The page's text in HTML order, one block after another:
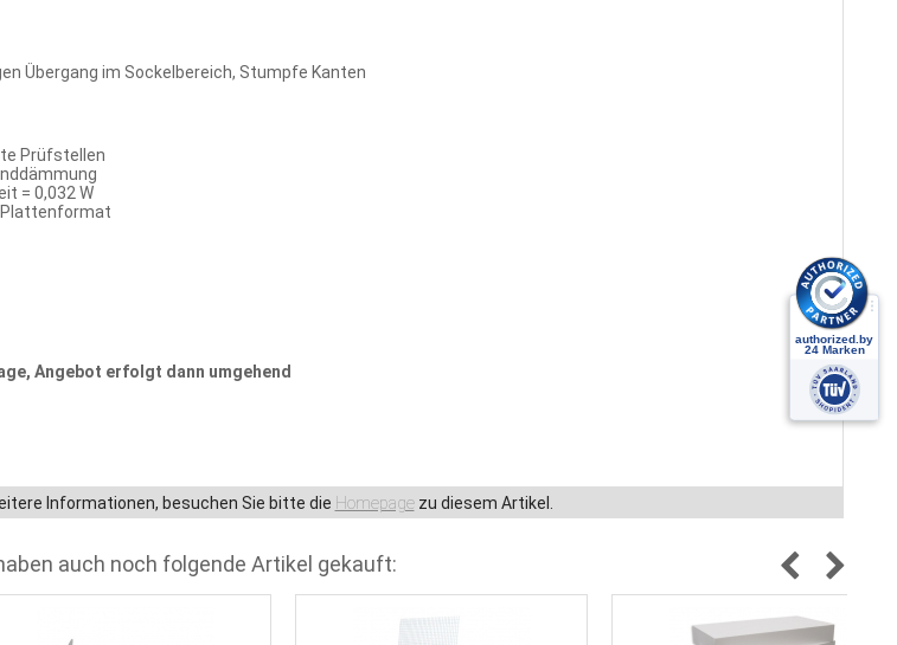
Übergang im Sockelbereich, Stumpfe Kanten
Prüfstellen
= 0,032 W
Plattenformat
Angebot erfolgt dann umgehend
Informationen, besuchen Sie bitte die Homepagezu diesem Artikel.
auch noch folgende Artikel gekauft: